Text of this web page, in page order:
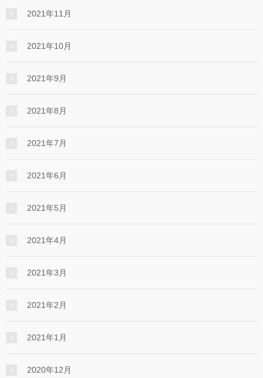
2021年11月
2021年10月
2021年9月
2021年8月
2021年7月
2021年6月
2021年5月
2021年4月
2021年3月
2021年2月
2021年1月
2020年12月